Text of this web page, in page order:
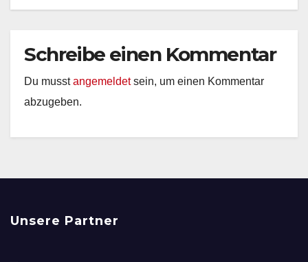
Schreibe einen Kommentar
Du musstangemeldetsein, um einen Kommentar
abzugeben.
Unsere Partner